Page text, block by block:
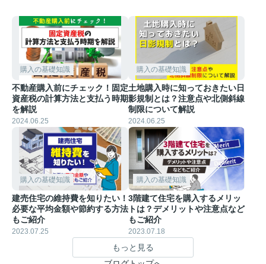
購入の基礎知識
不動産購入前にチェック！固定
資産税の計算方法と支払う時期
を解説
2024.06.25
購入の基礎知識
土地購入時に知っておきたい日
影規制とは？注意点や北側斜線
制限について解説
2024.06.25
購入の基礎知識
建売住宅の維持費を知りたい！
必要な平均金額や節約する方法
もご紹介
2023.07.25
購入の基礎知識
3階建て住宅を購入するメリッ
トは？デメリットや注意点など
もご紹介
2023.07.18
もっと見る